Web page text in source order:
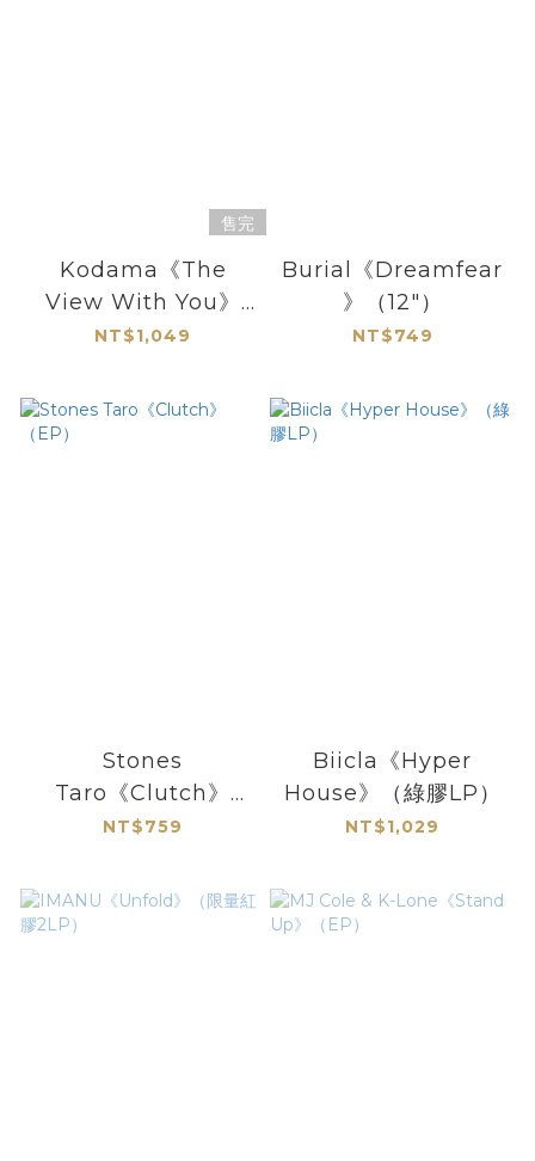
售完
Kodama《The
View With You》
（橘膠LP）
NT$1,049
Burial《Dreamfear
》（12"）
NT$749
Stones
Taro《Clutch》
（EP）
NT$759
Biicla《Hyper
House》（綠膠LP）
NT$1,029